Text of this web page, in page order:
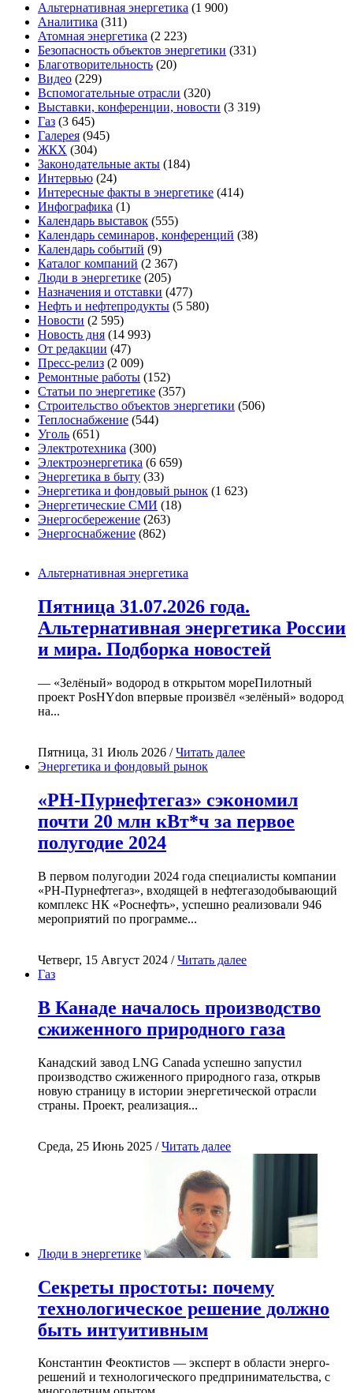
Альтернативная энергетика (1 900)
Аналитика (311)
Атомная энергетика (2 223)
Безопасность объектов энергетики (331)
Благотворительность (20)
Видео (229)
Вспомогательные отрасли (320)
Выставки, конференции, новости (3 319)
Газ (3 645)
Галерея (945)
ЖКХ (304)
Законодательные акты (184)
Интервью (24)
Интересные факты в энергетике (414)
Инфографика (1)
Календарь выставок (555)
Календарь семинаров, конференций (38)
Календарь событий (9)
Каталог компаний (2 367)
Люди в энергетике (205)
Назначения и отставки (477)
Нефть и нефтепродукты (5 580)
Новости (2 595)
Новость дня (14 993)
От редакции (47)
Пресс-релиз (2 009)
Ремонтные работы (152)
Статьи по энергетике (357)
Строительство объектов энергетики (506)
Теплоснабжение (544)
Уголь (651)
Электротехника (300)
Электроэнергетика (6 659)
Энергетика в быту (33)
Энергетика и фондовый рынок (1 623)
Энергетические СМИ (18)
Энергосбережение (263)
Энергоснабжение (862)
Альтернативная энергетика
Пятница 31.07.2026 года.
Альтернативная энергетика России
и мира. Подборка новостей
— «Зелёный» водород в открытом мореПилотный
проект PosHYdon впервые произвёл «зелёный» водород
на...
Пятница, 31 Июль 2026 /Читать далее
Энергетика и фондовый рынок
«РН-Пурнефтегаз» сэкономил
почти 20 млн кВт*ч за первое
полугодие 2024
В первом полугодии 2024 года специалисты компании
«РН-Пурнефтегаз», входящей в нефтегазодобывающий
комплекс НК «Роснефть», успешно реализовали 946
мероприятий по программе...
Четверг, 15 Август 2024 /Читать далее
Газ
В Канаде началось производство
сжиженного природного газа
Канадский завод LNG Canada успешно запустил
производство сжиженного природного газа, открыв
новую страницу в истории энергетической отрасли
страны. Проект, реализация...
Среда, 25 Июнь 2025 /Читать далее
Люди в энергетике
Секреты простоты: почему
технологическое решение должно
быть интуитивным
Константин Феоктистов — эксперт в области энерго-
решений и технологического предпринимательства, с